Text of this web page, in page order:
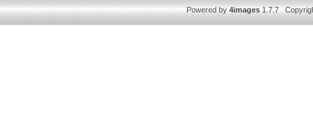
Powered by4images1.7.7